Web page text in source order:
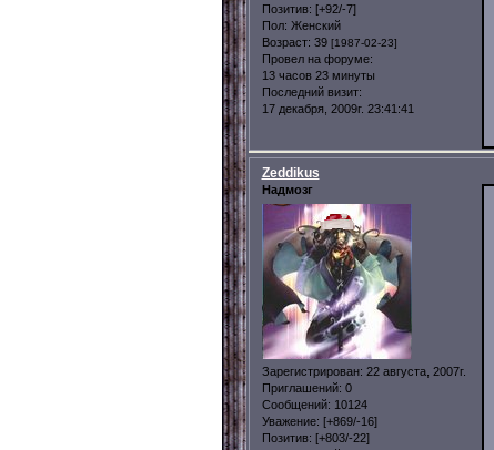
Позитив: [+92/-7]
Пол: Женский
Возраст: 39 [1987-02-23]
Провел на форуме:
13 часов 23 минуты
Последний визит:
17 декабря, 2009г. 23:41:41
Zeddikus
Надмозг
Зарегистрирован: 22 августа, 2007г.
Приглашений: 0
Сообщений: 10124
Уважение: [+869/-16]
Позитив: [+803/-22]